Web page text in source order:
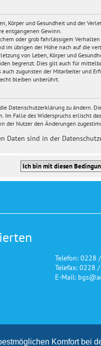
Komfort bei
Körper und Gesundheit und der
entgangenen Gewinn.
oder grob fahrlässigem
im übrigen der Höhe nach auf die
von Leben, Körper und
begrenzt. Dies gilt auch für
zugunsten der Mitarbeiter und
bleiben unberührt.
Datenschutzerklärung zu ändern.
Im Falle des Widerspruchs erlischt
der Nutzer den Änderungen
Daten sind in der
Telefon: 0228
Telefax: 0228
E-Mail:
Konzeption und